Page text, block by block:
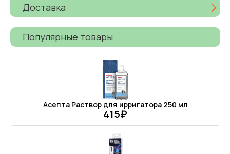
Доставка
Популярные товары
Асепта Раствор для ирригатора 250 мл
415₽